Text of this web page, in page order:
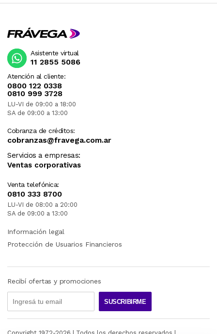
Atención al cliente:
0800 122 0338
0810 999 3728
LU-VI de 09:00 a 18:00
SA de 09:00 a 13:00
Cobranza de créditos:
cobranzas@fravega.com.ar
Servicios a empresas:
Ventas corporativas
Venta telefónica:
0810 333 8700
LU-VI de 08:00 a 20:00
SA de 09:00 a 13:00
Asistente virtual
11 2855 5086
Información legal
Protección de Usuarios Financieros
Recibí ofertas y promociones
SUSCRIBIRME